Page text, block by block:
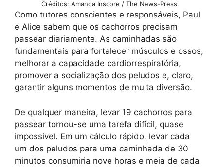
Créditos: Amanda Inscore / The News-Press
Como tutores conscientes e responsáveis, Paul
e Alice sabem que os cachorros precisam
passear diariamente. As caminhadas são
fundamentais para fortalecer músculos e ossos,
melhorar a capacidade cardiorrespiratória,
promover a socialização dos peludos e, claro,
garantir alguns momentos de muita diversão.
De qualquer maneira, levar 19 cachorros para
passear tornou-se uma tarefa difícil, quase
impossível. Em um cálculo rápido, levar cada
um dos peludos para uma caminhada de 30
minutos consumiria nove horas e meia de cada